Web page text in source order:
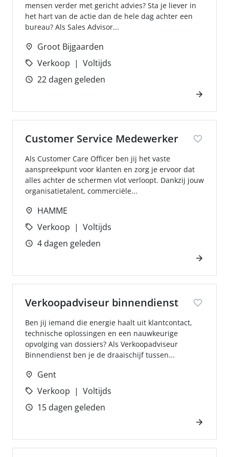
mensen verder met gericht advies? Sta je liever in
het hart van de actie dan de hele dag achter een
bureau? Als Sales Advisor...
Groot Bijgaarden
Verkoop
Voltijds
22 dagen geleden
Customer Service Medewerker
Als Customer Care Officer ben jij het vaste
aanspreekpunt voor klanten en zorg je ervoor dat
alles achter de schermen vlot verloopt. Dankzij jouw
organisatietalent, commerciële...
HAMME
Verkoop
Voltijds
4 dagen geleden
Verkoopadviseur binnendienst
Ben jij iemand die energie haalt uit klantcontact,
technische oplossingen en een nauwkeurige
opvolging van dossiers? Als Verkoopadviseur
Binnendienst ben je de draaischijf tussen...
Gent
Verkoop
Voltijds
15 dagen geleden